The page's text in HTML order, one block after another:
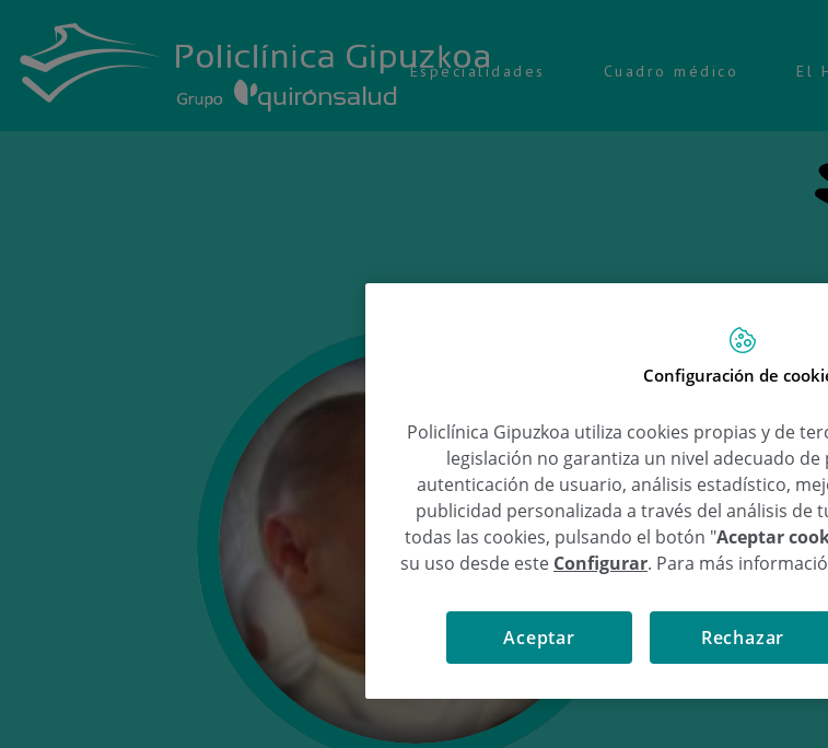
Especialidades Cuadro médico El
20/
Configuración de
Policlínica Gipuzkoa utiliza cookies propias y de
legislación no garantiza un nivel adecuado
autenticación de usuario, análisis estadístico,
publicidad personalizada a través del análisis de
todas las cookies, pulsando el botón "Aceptar
su uso desde este Configurar. Para más
Rechazar
Aceptar